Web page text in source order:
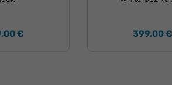
€ 399,00 €